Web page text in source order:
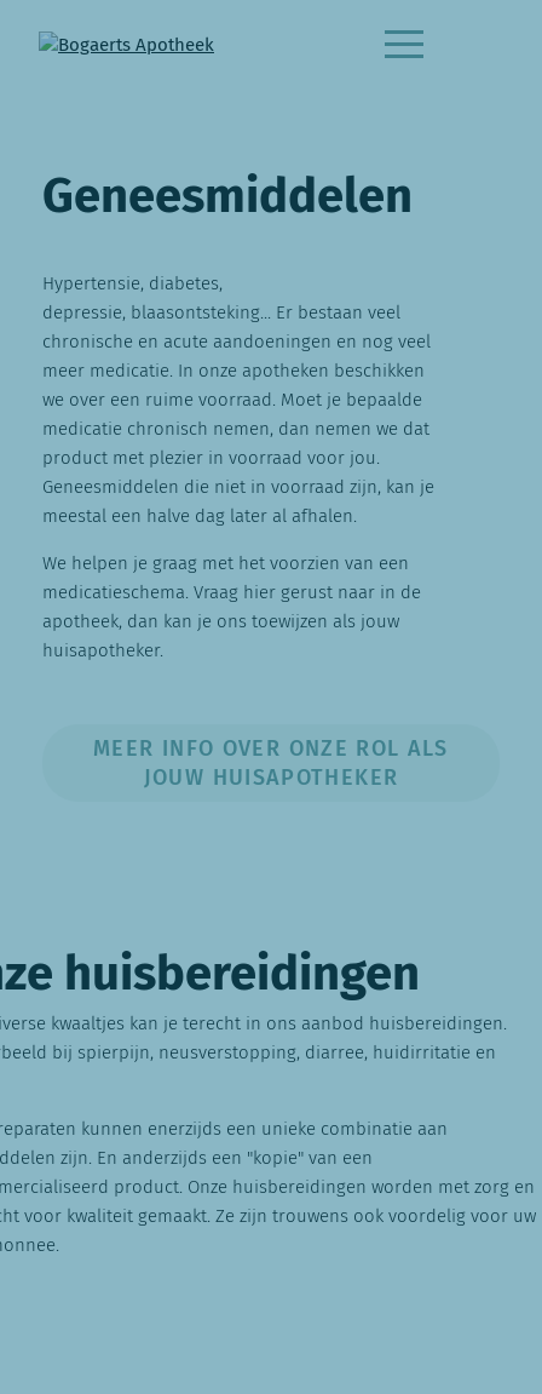
Geneesmiddelen
Hypertensie, diabetes,
depressie, blaasontsteking... Er bestaan veel
chronische en acute aandoeningen en nog veel
meer medicatie. In onze apotheken beschikken
we over een ruime voorraad. Moet je bepaalde
medicatie chronisch nemen, dan nemen we dat
product met plezier in voorraad voor jou.
Geneesmiddelen die niet in voorraad zijn, kan je
meestal een halve dag later al afhalen.
We helpen je graag met het voorzien van een
medicatieschema. Vraag hier gerust naar in de
apotheek, dan kan je ons toewijzen als jouw
huisapotheker.
MEER INFO OVER ONZE ROL ALS
JOUW HUISAPOTHEKER
huisbereidingen
kwaaltjes kan je terecht in ons aanbod huisbereidingen.
bij spierpijn, neusverstopping, diarree, huidirritatie en
kunnen enerzijds een unieke combinatie aan
zijn. En anderzijds een "kopie" van een
product. Onze huisbereidingen worden met zorg en
voor kwaliteit gemaakt. Ze zijn trouwens ook voordelig voor uw